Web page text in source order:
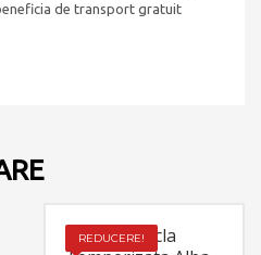
de transport gratuit
REDUCERE!
Tocator sticla